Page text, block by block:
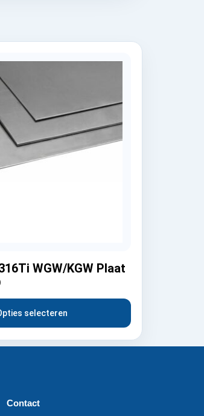
WGW/KGW Plaat
selecteren
Contact